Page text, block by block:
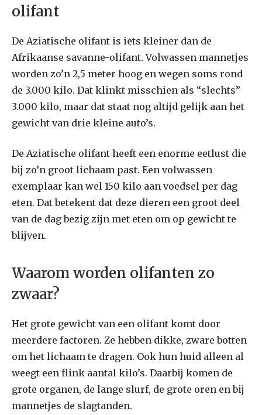
olifant
De Aziatische olifant is iets kleiner dan de
Afrikaanse savanne-olifant. Volwassen mannetjes
worden zo’n 2,5 meter hoog en wegen soms rond
de 3.000 kilo. Dat klinkt misschien als “slechts”
3.000 kilo, maar dat staat nog altijd gelijk aan het
gewicht van drie kleine auto’s.
De Aziatische olifant heeft een enorme eetlust die
bij zo’n groot lichaam past. Een volwassen
exemplaar kan wel 150 kilo aan voedsel per dag
eten. Dat betekent dat deze dieren een groot deel
van de dag bezig zijn met eten om op gewicht te
blijven.
Waarom worden olifanten zo
zwaar?
Het grote gewicht van een olifant komt door
meerdere factoren. Ze hebben dikke, zware botten
om het lichaam te dragen. Ook hun huid alleen al
weegt een flink aantal kilo’s. Daarbij komen de
grote organen, de lange slurf, de grote oren en bij
mannetjes de slagtanden.